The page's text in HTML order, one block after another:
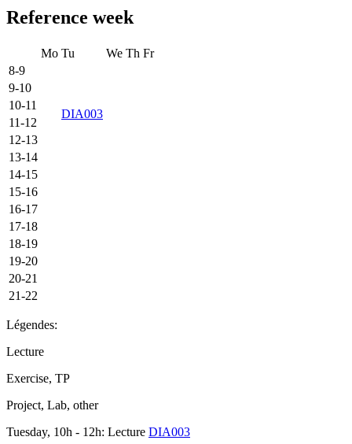
Reference week
Mo Tu We Th Fr
8-9
9-10
10-11
DIA003
11-12
12-13
13-14
14-15
15-16
16-17
17-18
18-19
19-20
20-21
21-22
Légendes:
Lecture
Exercise, TP
Project, Lab, other
Tuesday, 10h - 12h: Lecture DIA003